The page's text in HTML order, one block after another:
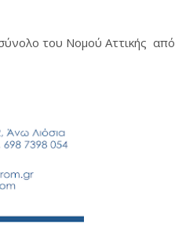
του Νομού Αττικής από